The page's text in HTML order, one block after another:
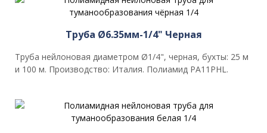
Труба Ø6.35мм-1/4" Черная
Труба нейлоновая диаметром Ø1/4", черная, бухты: 25 м
и 100 м. Производство: Италия. Полиамид PA11PHL.